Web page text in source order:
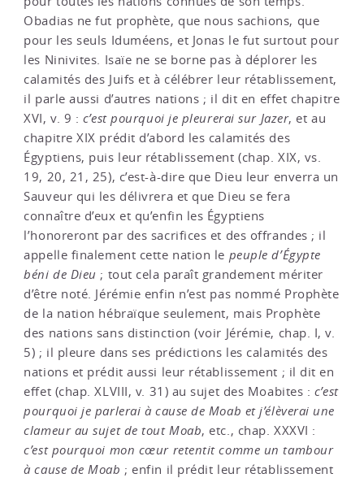
Obadias ne fut prophète, que nous sachions, que
pour les seuls Iduméens, et Jonas le fut surtout pour
les Ninivites. Isaïe ne se borne pas à déplorer les
calamités des Juifs et à célébrer leur rétablissement,
il parle aussi d’autres nations ; il dit en effet chapitre
XVI, v. 9 : c’est pourquoi je pleurerai sur Jazer, et au
chapitre XIX prédit d’abord les calamités des
Égyptiens, puis leur rétablissement (chap. XIX, vs.
19, 20, 21, 25), c’est-à-dire que Dieu leur enverra un
Sauveur qui les délivrera et que Dieu se fera
connaître d’eux et qu’enfin les Égyptiens
l’honoreront par des sacrifices et des offrandes ; il
appelle finalement cette nation le peuple d’Égypte
béni de Dieu ; tout cela paraît grandement mériter
d’être noté. Jérémie enfin n’est pas nommé Prophète
de la nation hébraïque seulement, mais Prophète
des nations sans distinction (voir Jérémie, chap. I, v.
5) ; il pleure dans ses prédictions les calamités des
nations et prédit aussi leur rétablissement ; il dit en
effet (chap. XLVIII, v. 31) au sujet des Moabites : c’est
pourquoi je parlerai à cause de Moab et j’élèverai une
clameur au sujet de tout Moab, etc., chap. XXXVI :
c’est pourquoi mon cœur retentit comme un tambour
à cause de Moab ; enfin il prédit leur rétablissement